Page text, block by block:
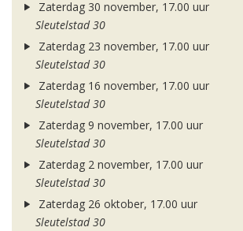
Zaterdag 30 november, 17.00 uur
Sleutelstad 30
Zaterdag 23 november, 17.00 uur
Sleutelstad 30
Zaterdag 16 november, 17.00 uur
Sleutelstad 30
Zaterdag 9 november, 17.00 uur
Sleutelstad 30
Zaterdag 2 november, 17.00 uur
Sleutelstad 30
Zaterdag 26 oktober, 17.00 uur
Sleutelstad 30